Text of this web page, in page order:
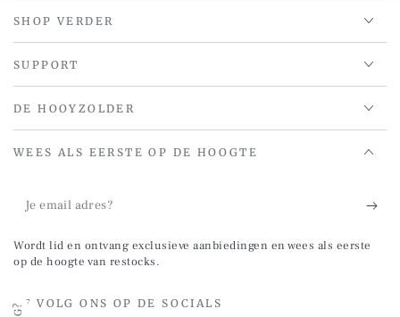
SHOP VERDER
SUPPORT
DE HOOYZOLDER
WEES ALS EERSTE OP DE HOOGTE
adres?
Wordt lid en ontvang exclusieve aanbiedingen en wees als eerste
op de hoogte van restocks.
OF VOLG ONS OP DE SOCIALS